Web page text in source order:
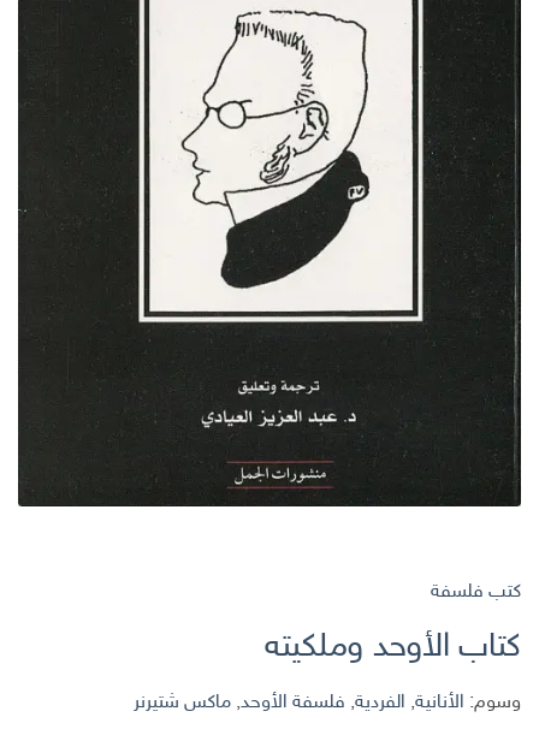
كتب فلسفة
كتاب الأوحد وملكيته
وسوم: الأنانية, الفردية, فلسفة الأوحد, ماكس شتيرنر